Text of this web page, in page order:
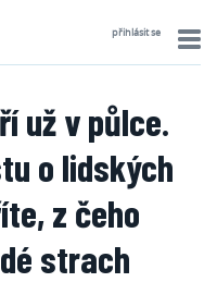
přihlásit se
už v půlce.
o lidských
z čeho
strach